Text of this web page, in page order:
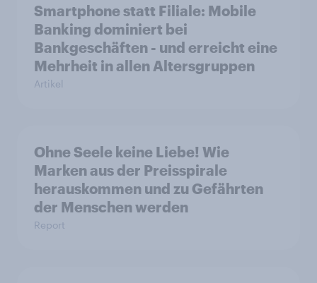
Smartphone statt Filiale: Mobile
Banking dominiert bei
Bankgeschäften - und erreicht eine
Mehrheit in allen Altersgruppen
Artikel
Ohne Seele keine Liebe! Wie
Marken aus der Preisspirale
herauskommen und zu Gefährten
der Menschen werden
Report